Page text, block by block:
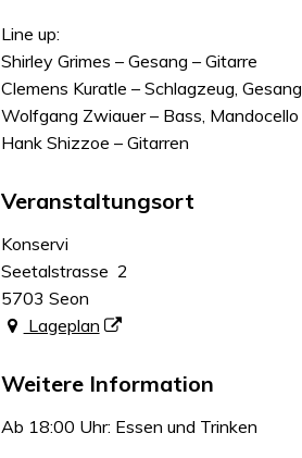
Line up:
Shirley Grimes – Gesang – Gitarre
Clemens Kuratle – Schlagzeug, Gesang
Wolfgang Zwiauer – Bass, Mandocello
Hank Shizzoe – Gitarren
Veranstaltungsort
Konservi
Seetalstrasse 2
5703 Seon
Lageplan
Weitere Information
Ab 18:00 Uhr: Essen und Trinken